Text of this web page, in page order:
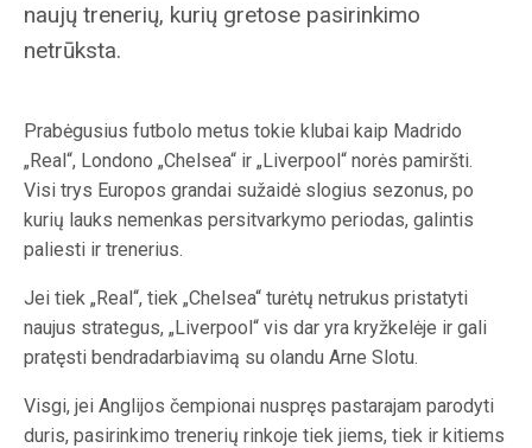
naujų trenerių, kurių gretose pasirinkimo
netrūksta.
Prabėgusius futbolo metus tokie klubai kaip Madrido
„Real“, Londono „Chelsea“ ir „Liverpool“ norės pamiršti.
Visi trys Europos grandai sužaidė slogius sezonus, po
kurių lauks nemenkas persitvarkymo periodas, galintis
paliesti ir trenerius.
Jei tiek „Real“, tiek „Chelsea“ turėtų netrukus pristatyti
naujus strategus, „Liverpool“ vis dar yra kryžkelėje ir gali
pratęsti bendradarbiavimą su olandu Arne Slotu.
Visgi, jei Anglijos čempionai nuspręs pastarajam parodyti
duris, pasirinkimo trenerių rinkoje tiek jiems, tiek ir kitiems